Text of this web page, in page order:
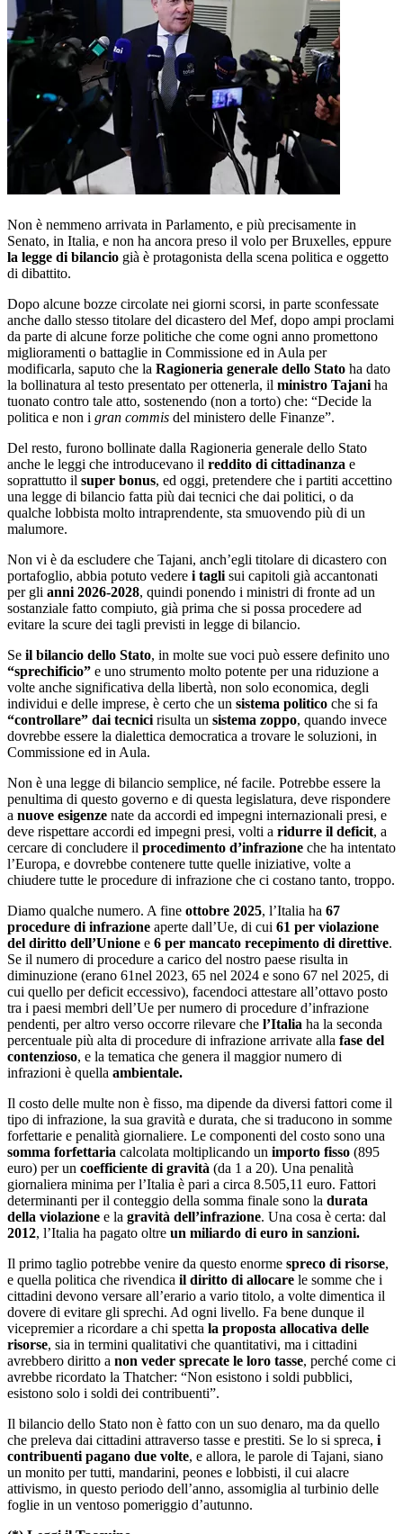
Non è nemmeno arrivata in Parlamento, e più precisamente in
Senato, in Italia, e non ha ancora preso il volo per Bruxelles, eppure
la legge di bilancio già è protagonista della scena politica e oggetto
di dibattito.
Dopo alcune bozze circolate nei giorni scorsi, in parte sconfessate
anche dallo stesso titolare del dicastero del Mef, dopo ampi proclami
da parte di alcune forze politiche che come ogni anno promettono
miglioramenti o battaglie in Commissione ed in Aula per
modificarla, saputo che la Ragioneria generale dello Stato ha dato
la bollinatura al testo presentato per ottenerla, il ministro Tajani ha
tuonato contro tale atto, sostenendo (non a torto) che: “Decide la
politica e non i gran commis del ministero delle Finanze”.
Del resto, furono bollinate dalla Ragioneria generale dello Stato
anche le leggi che introducevano il reddito di cittadinanza e
soprattutto il super bonus, ed oggi, pretendere che i partiti accettino
una legge di bilancio fatta più dai tecnici che dai politici, o da
qualche lobbista molto intraprendente, sta smuovendo più di un
malumore.
Non vi è da escludere che Tajani, anch’egli titolare di dicastero con
portafoglio, abbia potuto vedere i tagli sui capitoli già accantonati
per gli anni 2026-2028, quindi ponendo i ministri di fronte ad un
sostanziale fatto compiuto, già prima che si possa procedere ad
evitare la scure dei tagli previsti in legge di bilancio.
Se il bilancio dello Stato, in molte sue voci può essere definito uno
“sprechificio” e uno strumento molto potente per una riduzione a
volte anche significativa della libertà, non solo economica, degli
individui e delle imprese, è certo che un sistema politico che si fa
“controllare” dai tecnici risulta un sistema zoppo, quando invece
dovrebbe essere la dialettica democratica a trovare le soluzioni, in
Commissione ed in Aula.
Non è una legge di bilancio semplice, né facile. Potrebbe essere la
penultima di questo governo e di questa legislatura, deve rispondere
a nuove esigenze nate da accordi ed impegni internazionali presi, e
deve rispettare accordi ed impegni presi, volti a ridurre il deficit, a
cercare di concludere il procedimento d’infrazione che ha intentato
l’Europa, e dovrebbe contenere tutte quelle iniziative, volte a
chiudere tutte le procedure di infrazione che ci costano tanto, troppo.
Diamo qualche numero. A fine ottobre 2025, l’Italia ha 67
procedure di infrazione aperte dall’Ue, di cui 61 per violazione
del diritto dell’Unione e 6 per mancato recepimento di direttive.
Se il numero di procedure a carico del nostro paese risulta in
diminuzione (erano 61nel 2023, 65 nel 2024 e sono 67 nel 2025, di
cui quello per deficit eccessivo), facendoci attestare all’ottavo posto
tra i paesi membri dell’Ue per numero di procedure d’infrazione
pendenti, per altro verso occorre rilevare che l’Italia ha la seconda
percentuale più alta di procedure di infrazione arrivate alla fase del
contenzioso, e la tematica che genera il maggior numero di
infrazioni è quella ambientale.
Il costo delle multe non è fisso, ma dipende da diversi fattori come il
tipo di infrazione, la sua gravità e durata, che si traducono in somme
forfettarie e penalità giornaliere. Le componenti del costo sono una
somma forfettaria calcolata moltiplicando un importo fisso (895
euro) per un coefficiente di gravità (da 1 a 20). Una penalità
giornaliera minima per l’Italia è pari a circa 8.505,11 euro. Fattori
determinanti per il conteggio della somma finale sono la durata
della violazione e la gravità dell’infrazione. Una cosa è certa: dal
2012, l’Italia ha pagato oltre un miliardo di euro in sanzioni.
Il primo taglio potrebbe venire da questo enorme spreco di risorse,
e quella politica che rivendica il diritto di allocare le somme che i
cittadini devono versare all’erario a vario titolo, a volte dimentica il
dovere di evitare gli sprechi. Ad ogni livello. Fa bene dunque il
vicepremier a ricordare a chi spetta la proposta allocativa delle
risorse, sia in termini qualitativi che quantitativi, ma i cittadini
avrebbero diritto a non veder sprecate le loro tasse, perché come ci
avrebbe ricordato la Thatcher: “Non esistono i soldi pubblici,
esistono solo i soldi dei contribuenti”.
Il bilancio dello Stato non è fatto con un suo denaro, ma da quello
che preleva dai cittadini attraverso tasse e prestiti. Se lo si spreca, i
contribuenti pagano due volte, e allora, le parole di Tajani, siano
un monito per tutti, mandarini, peones e lobbisti, il cui alacre
attivismo, in questo periodo dell’anno, assomiglia al turbinio delle
foglie in un ventoso pomeriggio d’autunno.